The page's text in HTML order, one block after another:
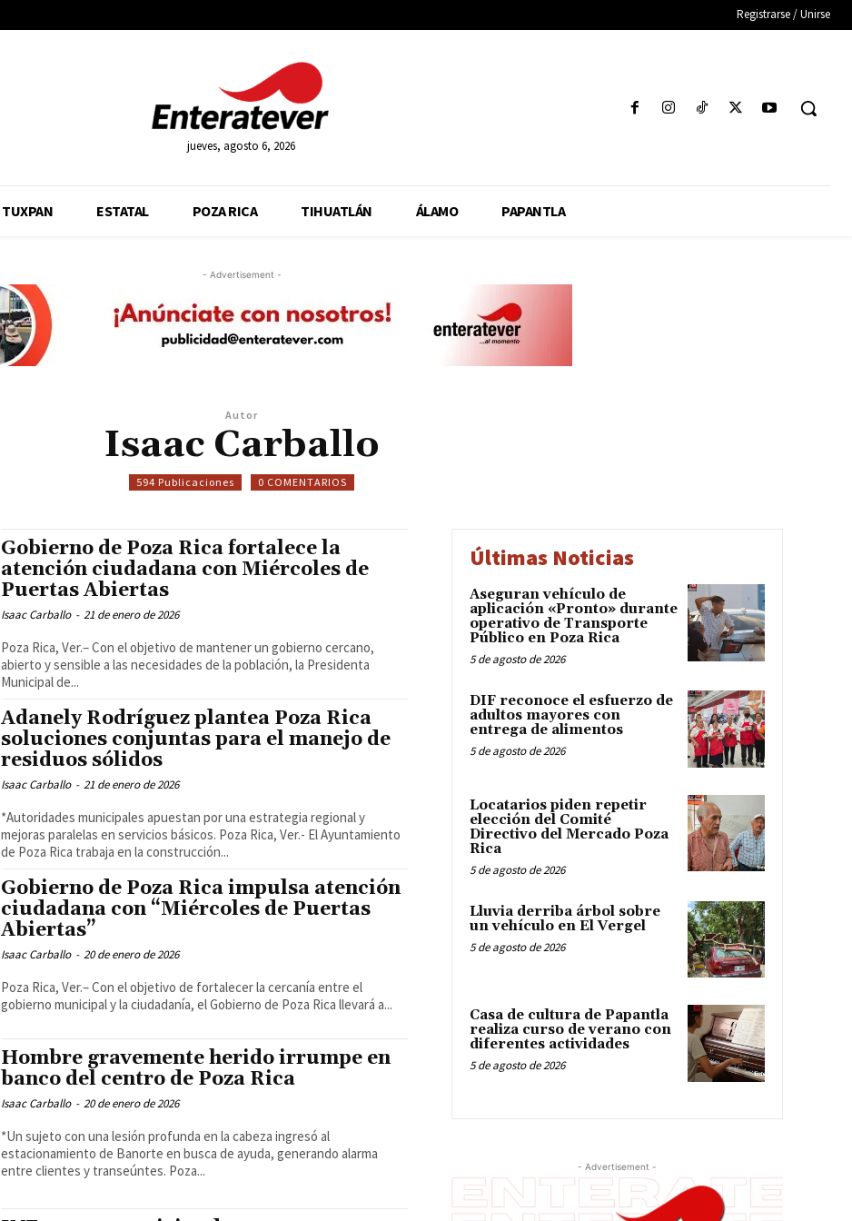
Registrarse / Unirse
jueves, agosto 6, 2026
TUXPAN ESTATAL POZA RICA TIHUATLÁN ÁLAMO PAPANTLA
- Advertisement -
Autor
Isaac Carballo
594 Publicaciones 0 COMENTARIOS
Gobierno de Poza Rica fortalece la
atención ciudadana con Miércoles de
Puertas Abiertas
Isaac Carballo - 21 de enero de 2026
Poza Rica, Ver.– Con el objetivo de mantener un gobierno cercano,
abierto y sensible a las necesidades de la población, la Presidenta
Municipal de...
Adanely Rodríguez plantea Poza Rica
soluciones conjuntas para el manejo de
residuos sólidos
Isaac Carballo - 21 de enero de 2026
*Autoridades municipales apuestan por una estrategia regional y
mejoras paralelas en servicios básicos. Poza Rica, Ver.- El Ayuntamiento
de Poza Rica trabaja en la construcción...
Gobierno de Poza Rica impulsa atención
ciudadana con “Miércoles de Puertas
Abiertas”
Isaac Carballo - 20 de enero de 2026
Poza Rica, Ver.– Con el objetivo de fortalecer la cercanía entre el
gobierno municipal y la ciudadanía, el Gobierno de Poza Rica llevará a...
Hombre gravemente herido irrumpe en
banco del centro de Poza Rica
Isaac Carballo - 20 de enero de 2026
*Un sujeto con una lesión profunda en la cabeza ingresó al
estacionamiento de Banorte en busca de ayuda, generando alarma
entre clientes y transeúntes. Poza...
Últimas Noticias
Aseguran vehículo de
aplicación «Pronto» durante
operativo de Transporte
Público en Poza Rica
5 de agosto de 2026
DIF reconoce el esfuerzo de
adultos mayores con
entrega de alimentos
5 de agosto de 2026
Locatarios piden repetir
elección del Comité
Directivo del Mercado Poza
Rica
5 de agosto de 2026
Lluvia derriba árbol sobre
un vehículo en El Vergel
5 de agosto de 2026
Casa de cultura de Papantla
realiza curso de verano con
diferentes actividades
5 de agosto de 2026
- Advertisement -